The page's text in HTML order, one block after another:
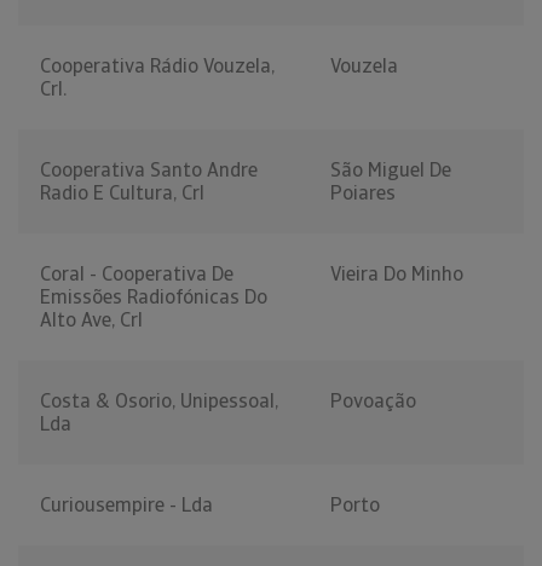
Cooperativa Rádio Vouzela,
Crl.
Vouzela
Cooperativa Santo Andre
Radio E Cultura, Crl
São Miguel De
Poiares
Coral - Cooperativa De
Emissões Radiofónicas Do
Alto Ave, Crl
Vieira Do Minho
Costa & Osorio, Unipessoal,
Lda
Povoação
Curiousempire - Lda Porto